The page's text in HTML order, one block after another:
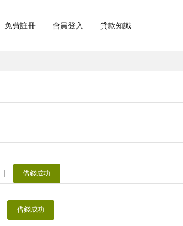
免費註冊 會員登入 貸款知識
| 借錢成功
借錢成功